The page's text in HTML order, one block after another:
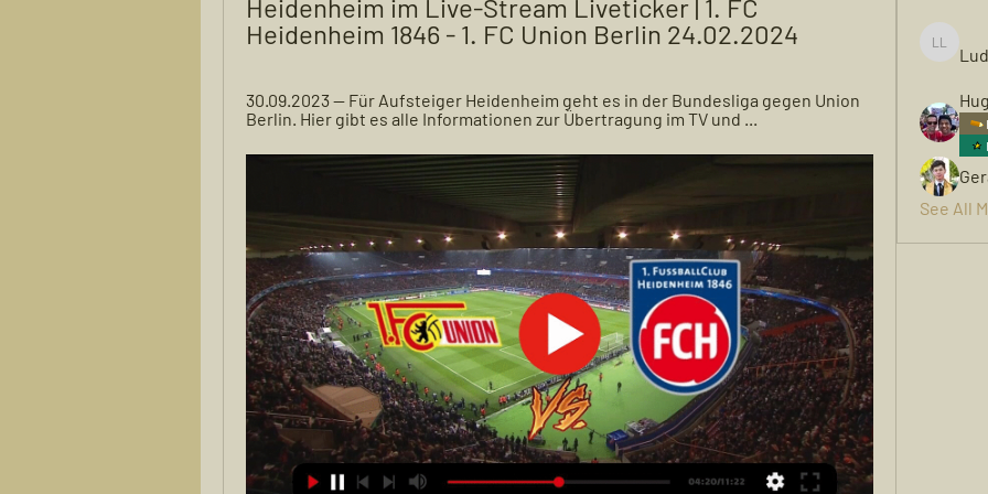
Heidenheim im Live-Stream Liveticker | 1. FC
Heidenheim 1846 - 1. FC Union Berlin 24.02.2024
30.09.2023 — Für Aufsteiger Heidenheim geht es in der Bundesliga gegen Union
Berlin. Hier gibt es alle Informationen zur Übertragung im TV und ...
See All